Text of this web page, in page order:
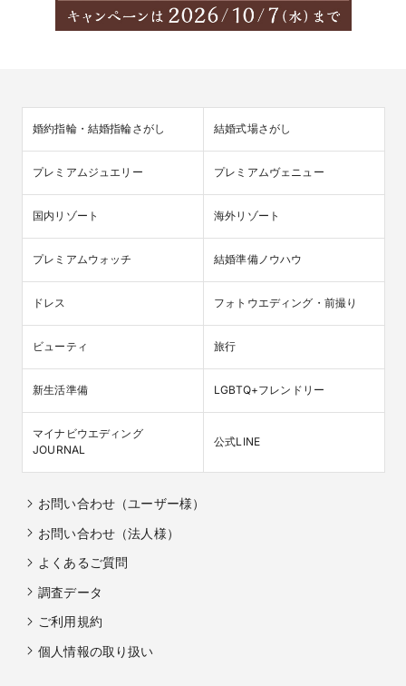
婚約指輪・結婚指輪さがし 結婚式場さがし
プレミアムジュエリー プレミアムヴェニュー
国内リゾート 海外リゾート
プレミアムウォッチ 結婚準備ノウハウ
ドレス フォトウエディング・前撮り
ビューティ 旅行
新生活準備 LGBTQ+フレンドリー
マイナビウエディング
JOURNAL
公式LINE
お問い合わせ（ユーザー様）
お問い合わせ（法人様）
よくあるご質問
調査データ
ご利用規約
個人情報の取り扱い